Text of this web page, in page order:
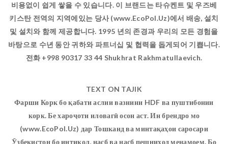
비용없이 쉽게 쌓을 수 있습니다. 이 브랜드는 타슈켄트 및 우즈베
키스탄 전역의 지역에있는 당사 (www.EcoPol.Uz)에서 배송, 설치
및 설치와 함께 제공합니다. 1995 년의 존경과 우리의 모든 경험을
바탕으로 수년 동안 귀하와 파트너십 및 협력을 돕게되어 기쁩니다.
전화 +998 90317 33 44 Shukhrat Rakhmatullaevich.
TEXT ON TAJIK
Фарши Корк бо қабати аслии вазнини HDF ва пуштибонии
корк. Бе хароҷоти иловагӣ осон аст. Ин брендро мо
(www.EcoPol.Uz) дар Тошканд ва минтақаҳои саросари
Ӯзбекистон бо интиқол, насб ва насб пешниҳод менамоем. Бо